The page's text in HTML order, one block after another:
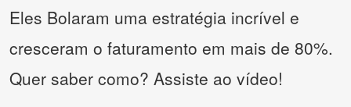
Eles Bolaram uma estratégia incrível e
cresceram o faturamento em mais de 80%.
Quer saber como? Assiste ao vídeo!